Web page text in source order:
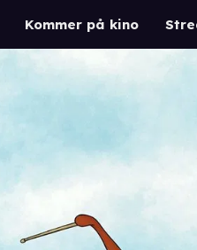
Kommer på kino